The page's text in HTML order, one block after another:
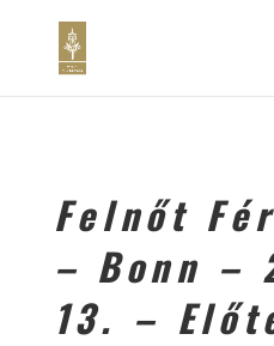
Felnőt
– Bonn –
13. –